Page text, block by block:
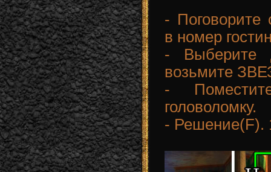
- Поговорите
в номер
- Выберите
возьмите
-
головоломку.
- Решение(F).